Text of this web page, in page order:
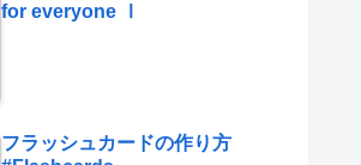
for everyone Ⅰ
フラッシュカードの作り方